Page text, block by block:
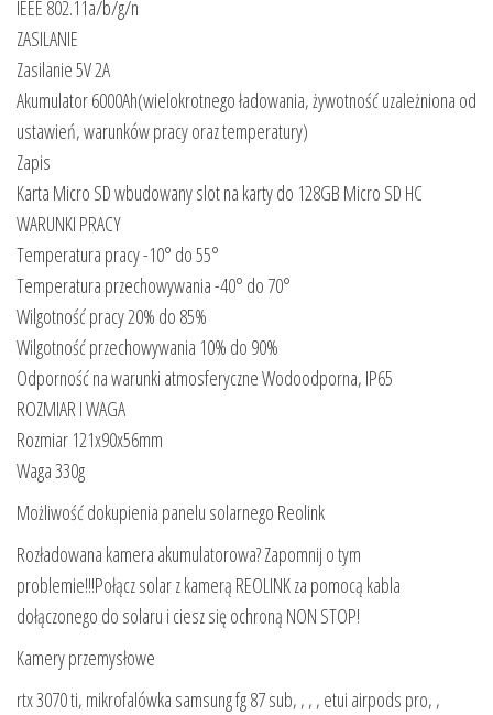
IEEE 802.11a/b/g/n
ZASILANIE
Zasilanie 5V 2A
Akumulator 6000Ah(wielokrotnego ładowania, żywotność uzależniona od
ustawień, warunków pracy oraz temperatury)
Zapis
Karta Micro SD wbudowany slot na karty do 128GB Micro SD HC
WARUNKI PRACY
Temperatura pracy -10° do 55°
Temperatura przechowywania -40° do 70°
Wilgotność pracy 20% do 85%
Wilgotność przechowywania 10% do 90%
Odporność na warunki atmosferyczne Wodoodporna, IP65
ROZMIAR I WAGA
Rozmiar 121x90x56mm
Waga 330g
Możliwość dokupienia panelu solarnego Reolink
Rozładowana kamera akumulatorowa? Zapomnij o tym
problemie!!!Połącz solar z kamerą REOLINK za pomocą kabla
dołączonego do solaru i ciesz się ochroną NON STOP!
Kamery przemysłowe
rtx 3070 ti, mikrofalówka samsung fg 87 sub, , , , etui airpods pro, ,